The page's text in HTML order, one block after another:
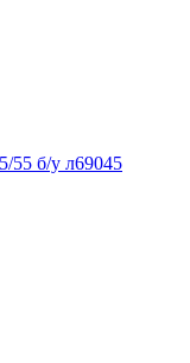
55 б/у л69045